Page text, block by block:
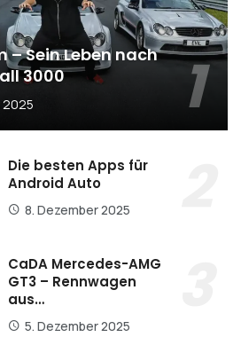
– Sein Leben nach
3000
2025
Die besten Apps für
Android Auto
8. Dezember 2025
CaDA Mercedes-AMG
GT3 – Rennwagen
aus…
5. Dezember 2025